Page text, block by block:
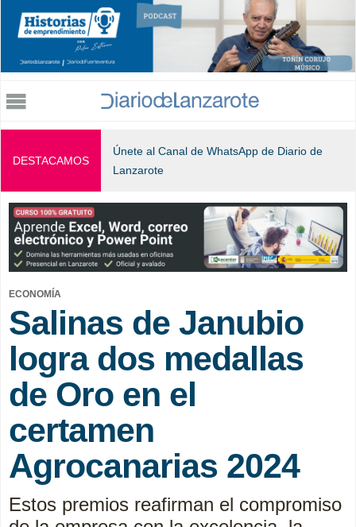
Jump to navigation
DESTACAMOS
Únete al Canal de WhatsApp de Diario de
Lanzarote
ECONOMÍA
Salinas de Janubio
logra dos medallas
de Oro en el
certamen
Agrocanarias 2024
Estos premios reafirman el compromiso